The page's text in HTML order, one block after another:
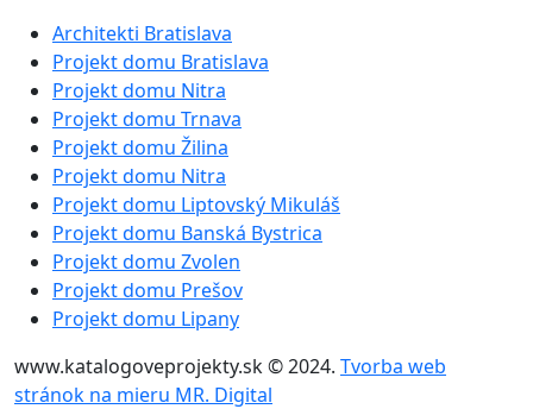
Architekti Bratislava
Projekt domu Bratislava
Projekt domu Nitra
Projekt domu Trnava
Projekt domu Žilina
Projekt domu Nitra
Projekt domu Liptovský Mikuláš
Projekt domu Banská Bystrica
Projekt domu Zvolen
Projekt domu Prešov
Projekt domu Lipany
www.katalogoveprojekty.sk © 2024. Tvorba web
stránok na mieru MR. Digital